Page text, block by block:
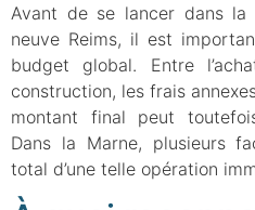
Avant de se lancer dans la
neuve Reims, il est
budget global. Entre
construction, les frais
montant final peut
Dans la Marne, plusieurs
total d’une telle opération